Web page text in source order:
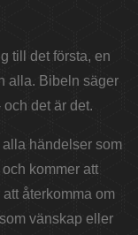
till det första, en
alla. Bibeln säger
det är det.
alla händelser som
kommer att
återkomma om
vänskap eller